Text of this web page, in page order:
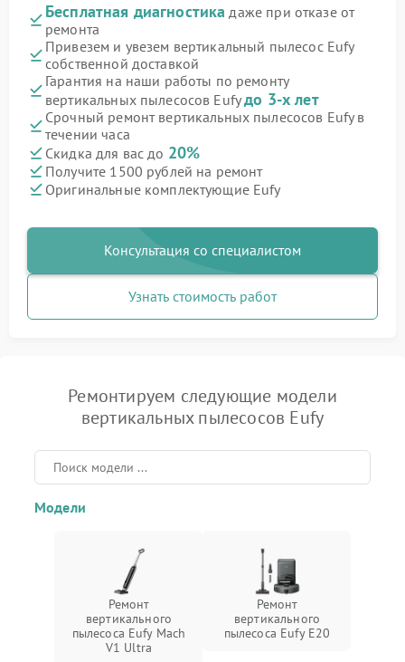
Бесплатная диагностика даже при отказе от
ремонта
Привезем и увезем вертикальный пылесос Eufy
собственной доставкой
Гарантия на наши работы по ремонту
вертикальных пылесосов Eufyдо 3-х лет
Срочный ремонт вертикальных пылесосов Eufy в
течении часа
Скидка для вас до 20%
Получите 1500 рублей на ремонт
Оригинальные комплектующие Eufy
Консультация со специалистом
Узнать стоимость работ
Ремонтируем следующие модели
вертикальных пылесосов Eufy
Модели
Ремонт
вертикального
пылесоса Eufy Mach
V1 Ultra
Ремонт
вертикального
пылесоса Eufy E20